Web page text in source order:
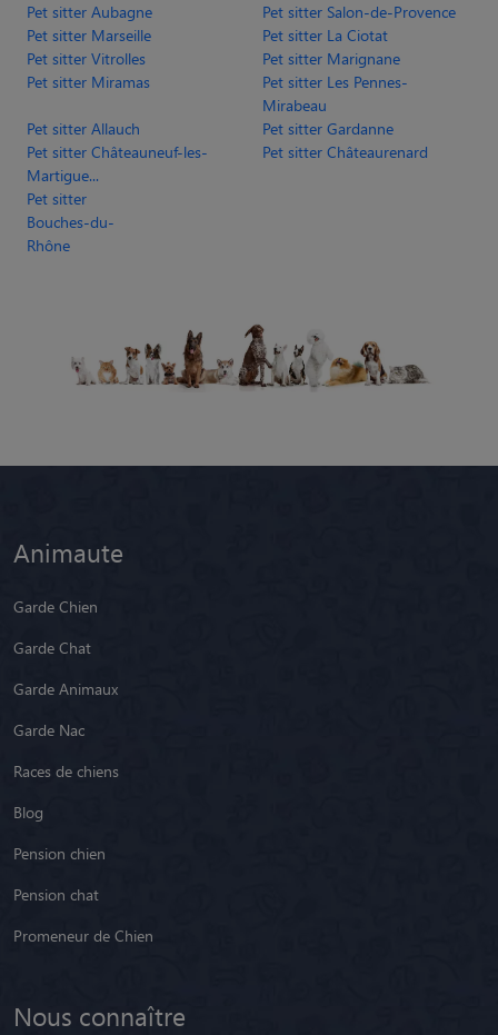
Pet sitter Aubagne
Pet sitter Salon-de-Provence
Pet sitter Marseille
Pet sitter La Ciotat
Pet sitter Vitrolles
Pet sitter Marignane
Pet sitter Miramas
Pet sitter Les Pennes-
Mirabeau
Pet sitter Allauch
Pet sitter Gardanne
Pet sitter Châteauneuf-les-
Martigue...
Pet sitter Châteaurenard
Pet sitter
Bouches-du-
Rhône
Animaute
Garde Chien
Garde Chat
Garde Animaux
Garde Nac
Races de chiens
Blog
Pension chien
Pension chat
Promeneur de Chien
Nous connaître